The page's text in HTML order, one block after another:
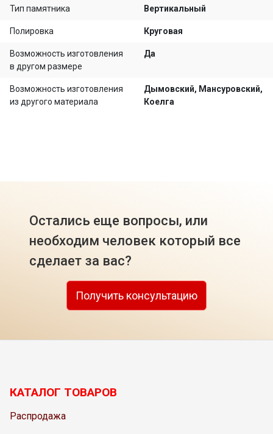
Тип памятника Вертикальный
Полировка Круговая
Возможность изготовления
в другом размере
Да
Возможность изготовления
из другого материала
Дымовский, Мансуровский,
Коелга
Остались еще вопросы, или
необходим человек который все
сделает за вас?
Получить консультацию
КАТАЛОГ ТОВАРОВ
Распродажа